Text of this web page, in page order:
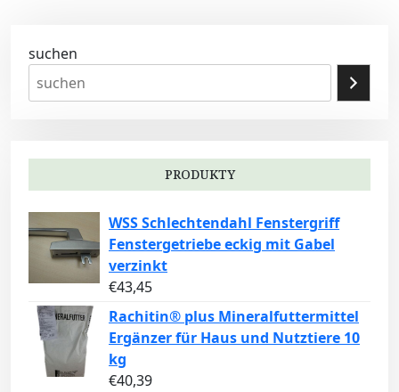
suchen
PRODUKTY
WSS Schlechtendahl Fenstergriff
Fenstergetriebe eckig mit Gabel
verzinkt
€43,45
Rachitin® plus Mineralfuttermittel
Ergänzer für Haus und Nutztiere 10
kg
€40,39